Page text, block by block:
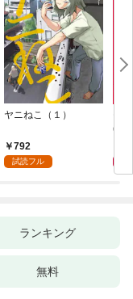
ヤニねこ（１）
792
試読フル
6・
ランキング
無料